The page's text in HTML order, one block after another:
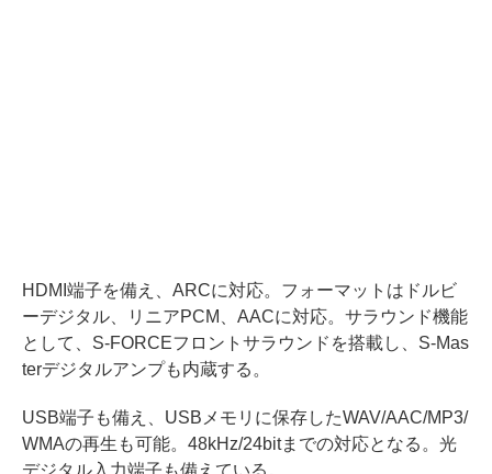
HDMI端子を備え、ARCに対応。フォーマットはドルビ
ーデジタル、リニアPCM、AACに対応。サラウンド機能
として、S-FORCEフロントサラウンドを搭載し、S-Mas
terデジタルアンプも内蔵する。
USB端子も備え、USBメモリに保存したWAV/AAC/MP3/
WMAの再生も可能。48kHz/24bitまでの対応となる。光
デジタル入力端子も備えている。